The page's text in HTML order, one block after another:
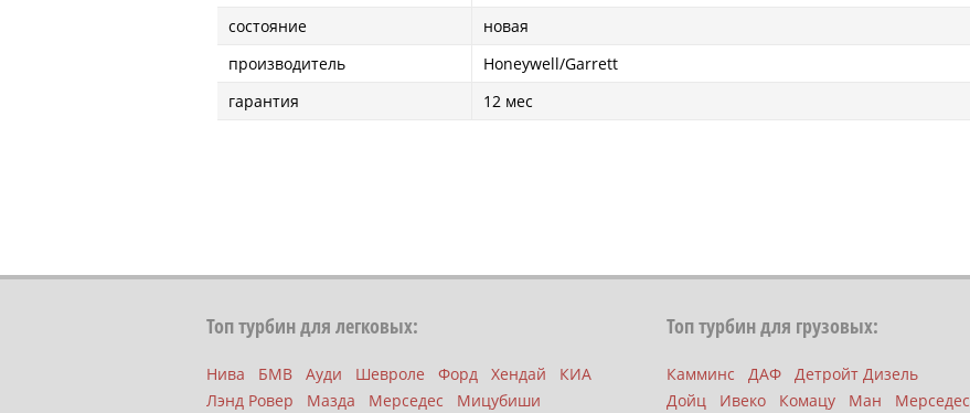
состояние
новая
производитель
Honeywell/Garrett
гарантия
12 мес
Топ турбин для легковых:
Нива БМВ Ауди Шевроле Форд Хендай
КИА
Лэнд Ровер
Мазда Мерседес Мицубиши
Топ турбин для грузовых:
Камминс ДАФ
Детройт Дизель
Дойц
Ивеко Комацу Ман Мерседес